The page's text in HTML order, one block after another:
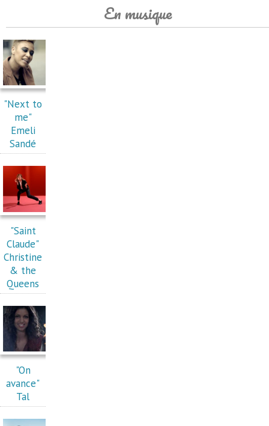
En musique
"Next to
me"
Emeli
Sandé
"Saint
Claude"
Christine
& the
Queens
"On
avance"
Tal